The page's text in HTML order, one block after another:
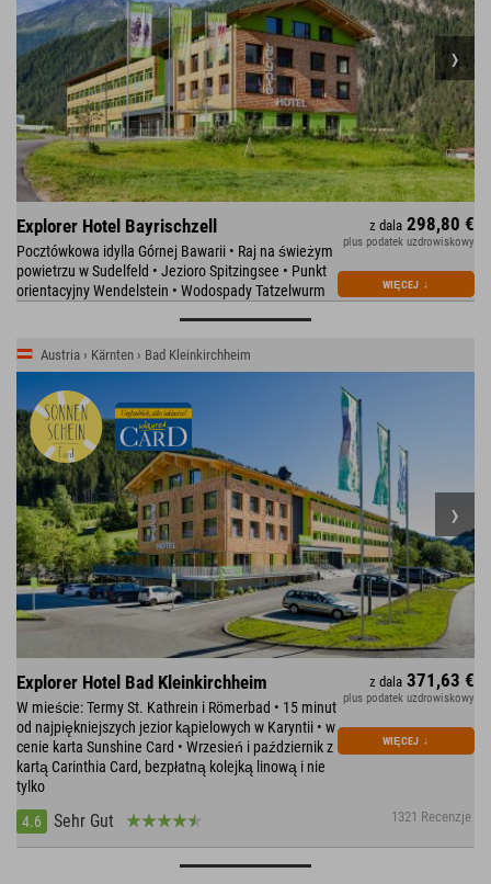
Explorer Hotel Bayrischzell
Pocztówkowa idylla Górnej Bawarii • Raj na świeżym
powietrzu w Sudelfeld • Jezioro Spitzingsee • Punkt
orientacyjny Wendelstein • Wodospady Tatzelwurm
z dala 298,80 €
plus podatek uzdrowiskowy
WIĘCEJ ↓
Austria › Kärnten › Bad Kleinkirchheim
Explorer Hotel Bad Kleinkirchheim
W mieście: Termy St. Kathrein i Römerbad • 15 minut
od najpiękniejszych jezior kąpielowych w Karyntii • w
cenie karta Sunshine Card • Wrzesień i październik z
kartą Carinthia Card, bezpłatną kolejką linową i nie
tylko
4.6
Sehr Gut 1321 Recenzje
z dala 371,63 €
plus podatek uzdrowiskowy
WIĘCEJ ↓